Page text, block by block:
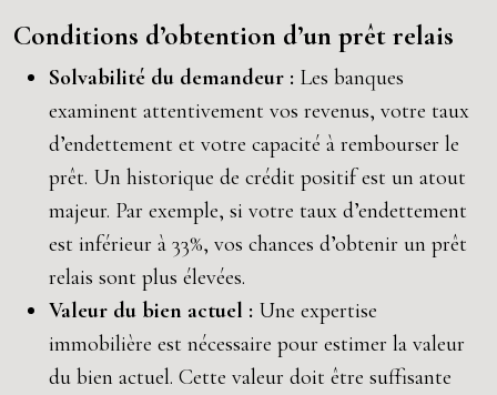
Conditions d’obtention d’un prêt relais
Solvabilité du demandeur : Les banques
examinent attentivement vos revenus, votre taux
d’endettement et votre capacité à rembourser le
prêt. Un historique de crédit positif est un atout
majeur. Par exemple, si votre taux d’endettement
est inférieur à 33%, vos chances d’obtenir un prêt
relais sont plus élevées.
Valeur du bien actuel : Une expertise
immobilière est nécessaire pour estimer la valeur
du bien actuel. Cette valeur doit être suffisante